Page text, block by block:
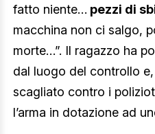
fatto niente… pezzi di
macchina non ci salgo,
morte…”. Il ragazzo ha
dal luogo del controllo
scagliato contro i
l’arma in dotazione ad